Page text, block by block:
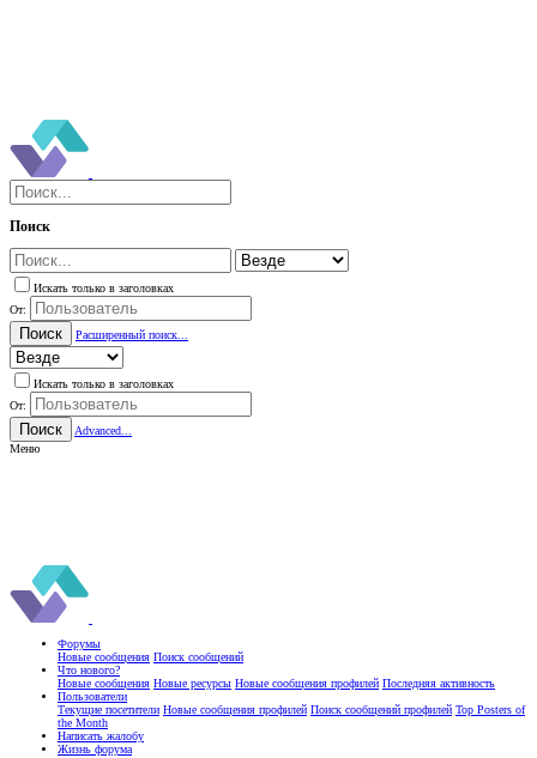
Поиск
Искать только в заголовках
От:
Поиск Расширенный поиск...
Искать только в заголовках
От:
Поиск
Advanced...
Меню
Форумы
Новые сообщения Поиск сообщений
Что нового?
Новые сообщения Новые ресурсы Новые сообщения профилей Последняя активность
Пользователи
Текущие посетители Новые сообщения профилей Поиск сообщений профилей Top Posters of
the Month
Написать жалобу
Жизнь форума